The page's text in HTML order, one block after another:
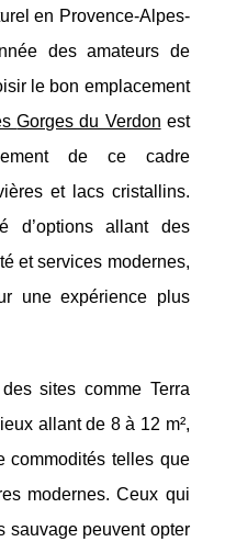
en Provence-Alpes-
des amateurs de
le bon emplacement
Gorges du Verdon est
de ce cadre
et lacs cristallins.
d’options allant des
et services modernes,
une expérience plus
sites comme Terra
allant de 8 à 12 m²,
commodités telles que
modernes. Ceux qui
sauvage peuvent opter